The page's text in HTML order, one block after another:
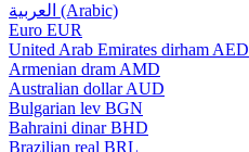
العربية (Arabic)
Euro EUR
United Arab Emirates dirham AED
Armenian dram AMD
Australian dollar AUD
Bulgarian lev BGN
Bahraini dinar BHD
Brazilian real BRL